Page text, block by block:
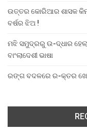
ଉତ୍ତର କୋରିଆର ଶାସକ କିମ
ବର୍ଷର ଝିଅ !
ମଝି ସମୁଦ୍ରରୁ ଉ-ଦ୍ଧାର ହେଲା
ବାଂଲାଦେଶୀ ଭାଷା
ରଙ୍ଗ ବଦଳରେ ର-କ୍ତର